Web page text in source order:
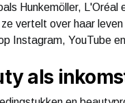
Hunkemöller,
vertelt over haar
Instagram, YouTube
als